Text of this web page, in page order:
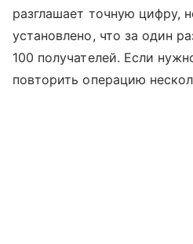
разглашает точную цифру,
установлено, что за один
100 получателей. Если
повторить операцию